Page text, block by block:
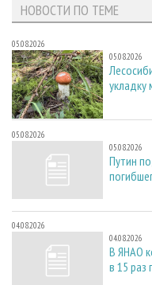
НОВОСТИ ПО ТЕМЕ
05.08.2026
05.08.2026
укладку
05.08.2026
05.08.2026
Путин
04.08.2026
04.08.2026
В ЯНАО
в 15